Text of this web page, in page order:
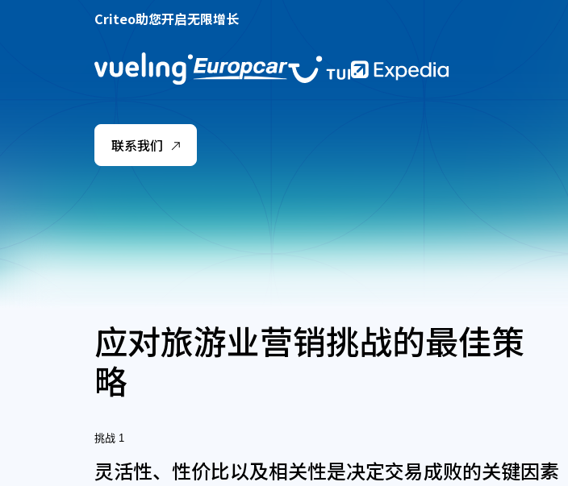
Criteo助您开启无限增长
联系我们
应对旅游业营销挑战的最佳策
略
挑战 1
灵活性、性价比以及相关性是决定交易成败的关键因素